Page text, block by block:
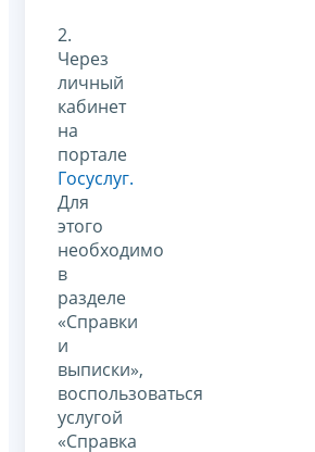
2.
Через
личный
кабинет
на
портале
Госуслуг.
Для
этого
необходимо
в
разделе
«Справки
и
выписки»,
воспользоваться
услугой
«Справка